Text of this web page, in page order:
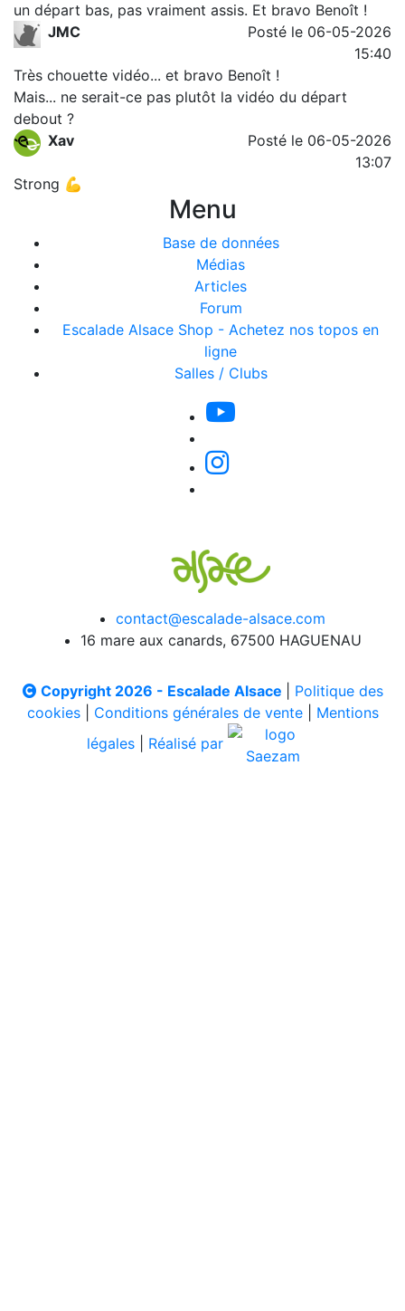
un départ bas, pas vraiment assis. Et bravo Benoît !
JMC
Posté le 06-05-2026
15:40
Très chouette vidéo... et bravo Benoît !
Mais... ne serait-ce pas plutôt la vidéo du départ
debout ?
Xav
Posté le 06-05-2026
13:07
Strong 💪
Menu
Base de données
Médias
Articles
Forum
Escalade Alsace Shop - Achetez nos topos en
ligne
Salles / Clubs
contact@escalade-alsace.com
16 mare aux canards, 67500 HAGUENAU
Copyright 2026 - Escalade Alsace
Politique des
cookies| Conditions générales de vente| Mentions
légales
Réalisé par